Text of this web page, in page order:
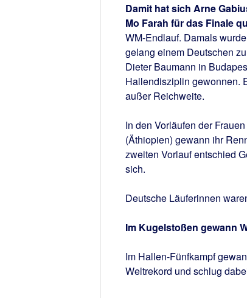
Damit hat sich Arne
Mo Farah für das Finale
WM-Endlauf. Damals
gelang einem Deutschen
Dieter Baumann in
Hallendisziplin gewonnen.
außer Reichweite.
In den Vorläufen der
(Äthiopien) gewann ihr
zweiten Vorlauf entschied
sich.
Deutsche Läuferinnen
Im Kugelstoßen gewann
Im Hallen-Fünfkampf
Weltrekord und schlug